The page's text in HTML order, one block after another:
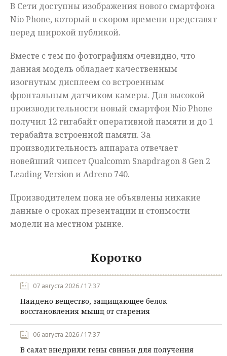
Происшествия
В Сети доступны изображения нового смартфона
Nio Phone, который в скором времени представят
перед широкой публикой.
Вместе с тем по фотографиям очевидно, что
данная модель обладает качественным
изогнутым дисплеем со встроенным
фронтальным датчиком камеры. Для высокой
производительности новый смартфон Nio Phone
получил 12 гигабайт оперативной памяти и до 1
терабайта встроенной памяти. За
производительность аппарата отвечает
новейший чипсет Qualcomm Snapdragon 8 Gen 2
Leading Version и Adreno 740.
Производителем пока не объявлены никакие
данные о сроках презентации и стоимости
модели на местном рынке.
Коротко
07 августа 2026 / 17:37
Найдено вещество, защищающее белок
восстановления мышц от старения
06 августа 2026 / 17:37
В салат внедрили гены свиньи для получения